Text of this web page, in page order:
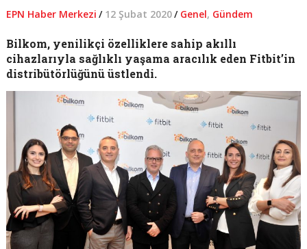
EPN Haber Merkezi / 12 Şubat 2020/ Genel, Gündem
Bilkom, yenilikçi özelliklere sahip akıllı
cihazlarıyla sağlıklı yaşama aracılık eden Fitbit’in
distribütörlüğünü üstlendi.